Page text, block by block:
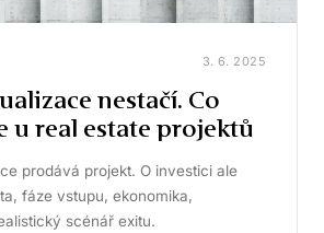
3. 6. 2025
nestačí. Co
u real estate projektů
prodává projekt. O investici ale
fáze vstupu, ekonomika,
scénář exitu.